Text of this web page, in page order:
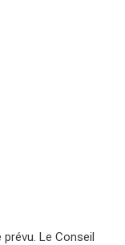
Le Conseil